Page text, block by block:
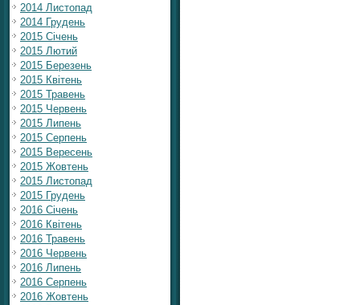
2014 Листопад
2014 Грудень
2015 Січень
2015 Лютий
2015 Березень
2015 Квітень
2015 Травень
2015 Червень
2015 Липень
2015 Серпень
2015 Вересень
2015 Жовтень
2015 Листопад
2015 Грудень
2016 Січень
2016 Квітень
2016 Травень
2016 Червень
2016 Липень
2016 Серпень
2016 Жовтень